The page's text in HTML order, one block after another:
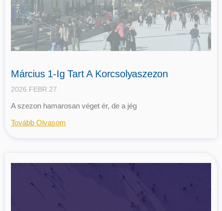
Március 1-Ig Tart A Korcsolyaszezon
2026.FEBR.27.
A szezon hamarosan véget ér, de a jég
Tovább Olvasom